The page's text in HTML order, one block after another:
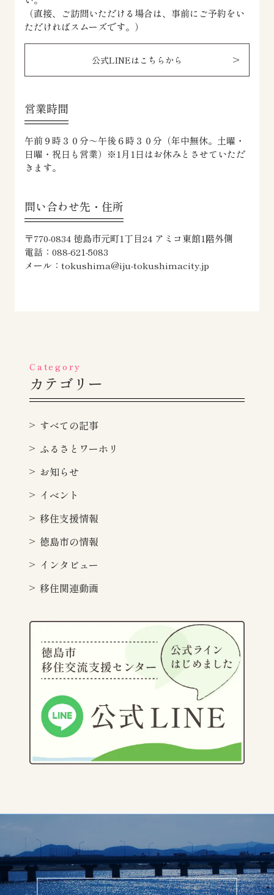
（直接、ご訪問いただける場合は、事前にご予約をい
ただければスムーズです。）
公式LINEはこちらから
営業時間
午前９時３０分～午後６時３０分（年中無休。土曜・
日曜・祝日も営業）※1月1日はお休みとさせていただ
きます。
問い合わせ先・住所
〒770-0834 徳島市元町1丁目24 アミコ東館1階外側
電話：088-621-5083
メール：tokushima@iju-tokushimacity.jp
Category
カテゴリー
すべての記事
ふるさとワーホリ
お知らせ
イベント
移住支援情報
徳島市の情報
インタビュー
移住関連動画